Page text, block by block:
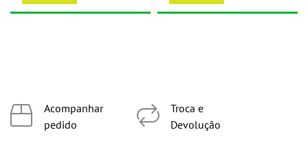
Acompanhar
pedido
Troca e
Devolução